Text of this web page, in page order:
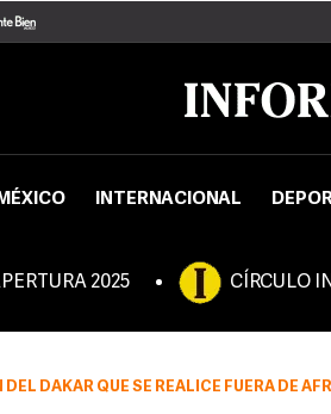
INTERNACIONAL
2025 CÍRCULO
DAKAR QUE SE REALICE FUERA DE